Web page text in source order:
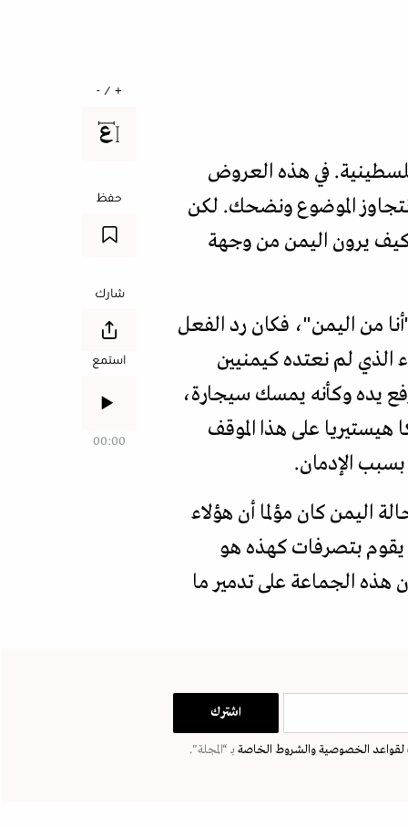
في هذه العروض
الموضوع ونضحك. لكن
يرون اليمن من وجهة
من اليمن"، فكان رد الفعل
الذي لم نعتده كيمنيين
يده وكأنه يمسك سيجارة،
على هذا الموقف
الإدمان.
اليمن كان مؤلما أن هؤلاء
يقوم بتصرفات كهذه هو
الجماعة على تدمير ما
لقواعد الخصوصيةوالشروط الخاصة بـ “المجلة".
+ / -
حفظ
شارك
استمع
00:00